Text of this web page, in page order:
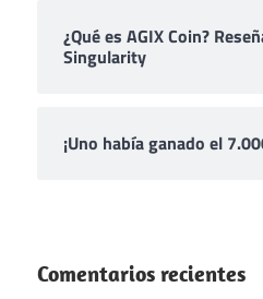
¿Qué es AGIX Coin?
Singularity
¡Uno había ganado el
Comentarios recientes